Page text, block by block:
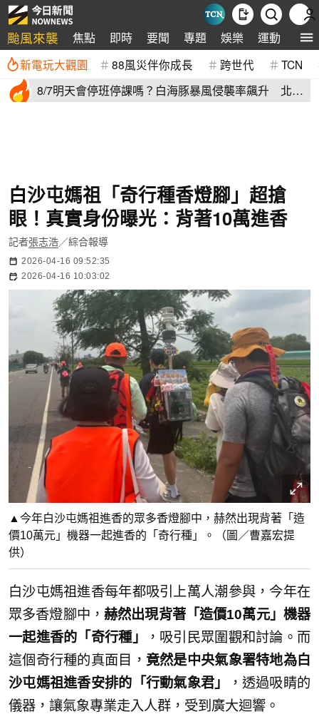
颱風來襲 焦點 即時 要聞 專題 娛樂 運動 全球
新電玩大觀園 88風災伴你成長 跨世代 TCN
8/7明天會停班停課嗎？白海豚暴風侵襲率飆升 北北
白沙屯媽祖「奇行種香燈腳」超搶
眼！真實身份曝光：背著10萬進香
記者張志浩／綜合報導
2026-04-16 09:52:35
2026-04-16 10:03:02
▲今年白沙屯媽祖進香的眾多香燈腳中，赫然出現背著「造
價10萬元」機器一起進香的「奇行種」。（圖／曹嘉宏提
供）
白沙屯媽祖進香每年都吸引上萬人潮參與，今年在
眾多香燈腳中， 赫然出現背著「造價10萬元」機器
一起進香的「奇行種」
，吸引民眾圍觀和討論。而
這個奇行種的真面目， 竟然是中央氣象署特地為白
沙屯媽祖進香安排的「行動氣象君」
，透過吸睛的
儀器，讓氣象專業走入人群，受到廣大迴響。